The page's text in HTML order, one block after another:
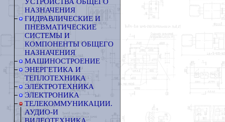
НАЗНАЧЕНИЯ
ГИДРАВЛИЧЕСКИЕ И
ПНЕВМАТИЧЕСКИЕ
СИСТЕМЫ И
КОМПОНЕНТЫ ОБЩЕГО
НАЗНАЧЕНИЯ
МАШИНОСТРОЕНИЕ
ЭНЕРГЕТИКА И
ТЕПЛОТЕХНИКА
ЭЛЕКТРОТЕХНИКА
ЭЛЕКТРОНИКА
ТЕЛЕКОММУНИКАЦИИ.
АУДИО-И